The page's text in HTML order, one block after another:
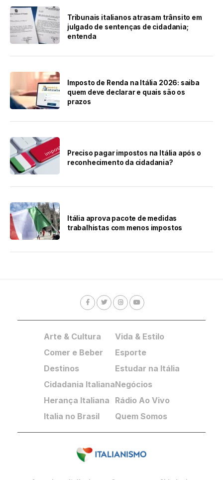
Tribunais italianos atrasam trânsito em
julgado de sentenças de cidadania;
entenda
Imposto de Renda na Itália 2026: saiba
quem deve declarar e quais são os
prazos
Preciso pagar impostos na Itália após o
reconhecimento da cidadania?
Itália aprova pacote de medidas
trabalhistas com menos impostos
Arte & Cultura
Comer e Beber
Destinos
Cidadania Italiana
Herança Italiana
Italia no Brasil
Vida & Estilo
Esporte
Estudar na Itália
Negócios
Rádio Ao Vivo
Quem Somos